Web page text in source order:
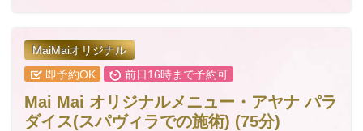
MaiMaiオリジナル
即予約OK
前日16時まで予約可
Mai Mai オリジナルメニュー・アヤナ パラ
ダイス(スパヴィラでの施術) (75分)